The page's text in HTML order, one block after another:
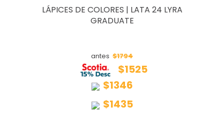
LÁPICES DE COLORES | LATA 24 LYRA
GRADUATE
antes $1794
$1525
$1346
$1435